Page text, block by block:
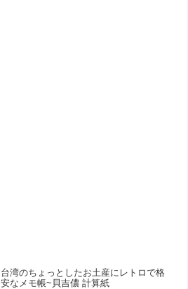
台湾のちょっとしたお土産にレトロで格
安なメモ帳~貝吉儂 計算紙